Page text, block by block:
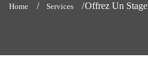
Home Services Offrez Un Stage